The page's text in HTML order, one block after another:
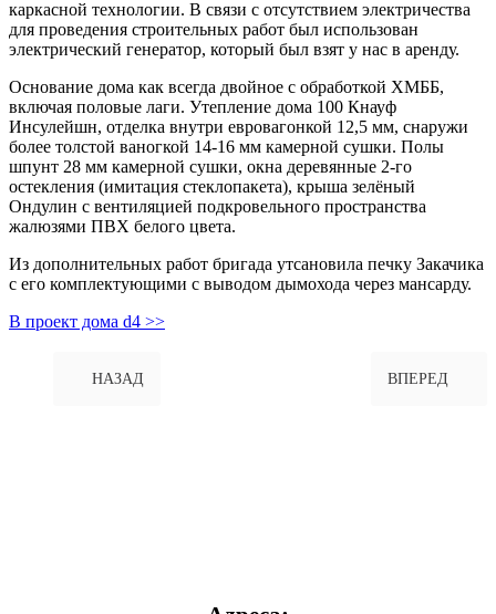
каркасной технологии. В связи с отсутствием электричества
для проведения строительных работ был использован
электрический генератор, который был взят у нас в аренду.
Основание дома как всегда двойное с обработкой ХМББ,
включая половые лаги. Утепление дома 100 Кнауф
Инсулейшн, отделка внутри евровагонкой 12,5 мм, снаружи
более толстой ваногкой 14-16 мм камерной сушки. Полы
шпунт 28 мм камерной сушки, окна деревянные 2-го
остекления (имитация стеклопакета), крыша зелёный
Ондулин с вентиляцией подкровельного пространства
жалюзями ПВХ белого цвета.
Из дополнительных работ бригада утсановила печку Закачика
с его комплектующими с выводом дымохода через мансарду.
В проект дома d4 >>
НАЗАД ВПЕРЕД